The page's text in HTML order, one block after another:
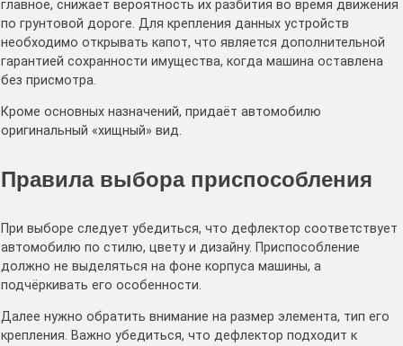
главное, снижает вероятность их разбития во время движения
по грунтовой дороге. Для крепления данных устройств
необходимо открывать капот, что является дополнительной
гарантией сохранности имущества, когда машина оставлена
без присмотра.
Кроме основных назначений, придаёт автомобилю
оригинальный «хищный» вид.
Правила выбора приспособления
При выборе следует убедиться, что дефлектор соответствует
автомобилю по стилю, цвету и дизайну. Приспособление
должно не выделяться на фоне корпуса машины, а
подчёркивать его особенности.
Далее нужно обратить внимание на размер элемента, тип его
крепления. Важно убедиться, что дефлектор подходит к